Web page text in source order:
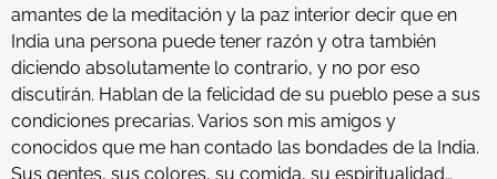
amantes de la meditación y la paz interior decir que en
India una persona puede tener razón y otra también
diciendo absolutamente lo contrario, y no por eso
discutirán. Hablan de la felicidad de su pueblo pese a sus
condiciones precarias. Varios son mis amigos y
conocidos que me han contado las bondades de la India.
Sus gentes, sus colores, su comida, su espiritualidad…